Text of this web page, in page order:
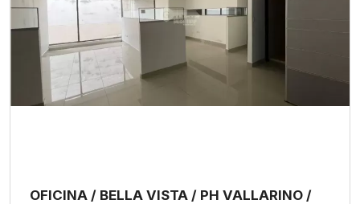
OFICINA / BELLA VISTA / PH VALLARINO /